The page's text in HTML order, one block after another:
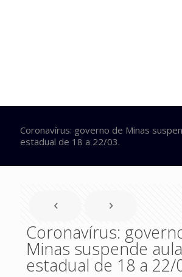
Coronavírus: governo de Minas
estadual de 18 a 22/03.
Coronavírus:
Minas suspende
estadual de 18 a 22/